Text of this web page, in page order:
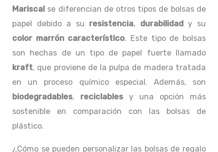
Mariscal se diferencian de otros tipos de bolsas de
papel debido a su resistencia, durabilidady su
color marrón característico. Este tipo de bolsas
son hechas de un tipo de papel fuerte llamado
kraft, que proviene de la pulpa de madera tratada
en un proceso químico especial. Además, son
biodegradables, reciclables y una opción más
sostenible en comparación con las bolsas de
plástico.
¿Cómo se pueden personalizar las bolsas de regalo